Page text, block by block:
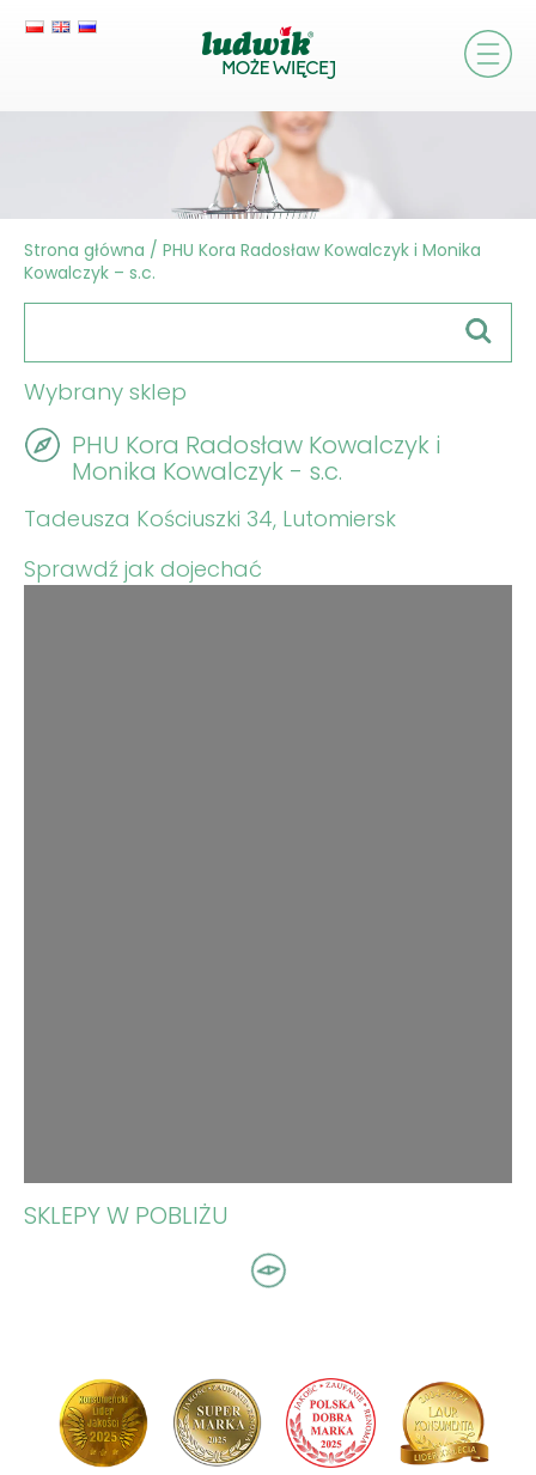
Strona główna / PHU Kora Radosław Kowalczyk i Monika
Kowalczyk – s.c.
Wybrany sklep
PHU Kora Radosław Kowalczyk i
Monika Kowalczyk - s.c.
Tadeusza Kościuszki 34, Lutomiersk
Sprawdź jak dojechać
SKLEPY W POBLIŻU